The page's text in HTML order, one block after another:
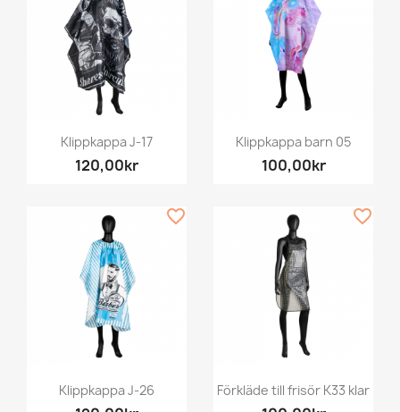
Klippkappa J-17
120,00kr
Klippkappa barn 05
100,00kr
Klippkappa J-26
favorite_border
Förkläde till frisör K33 klar
favorite_border